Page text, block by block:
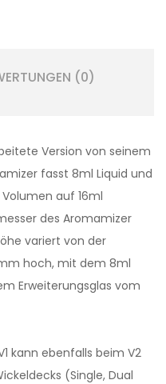
(0)
Version von seinem
fasst 8ml Liquid und
auf 16ml
des Aromamizer
variert von der
hoch, mit dem 8ml
Erweiterungsglas vom
kann ebenfalls beim V2
(Single, Dual